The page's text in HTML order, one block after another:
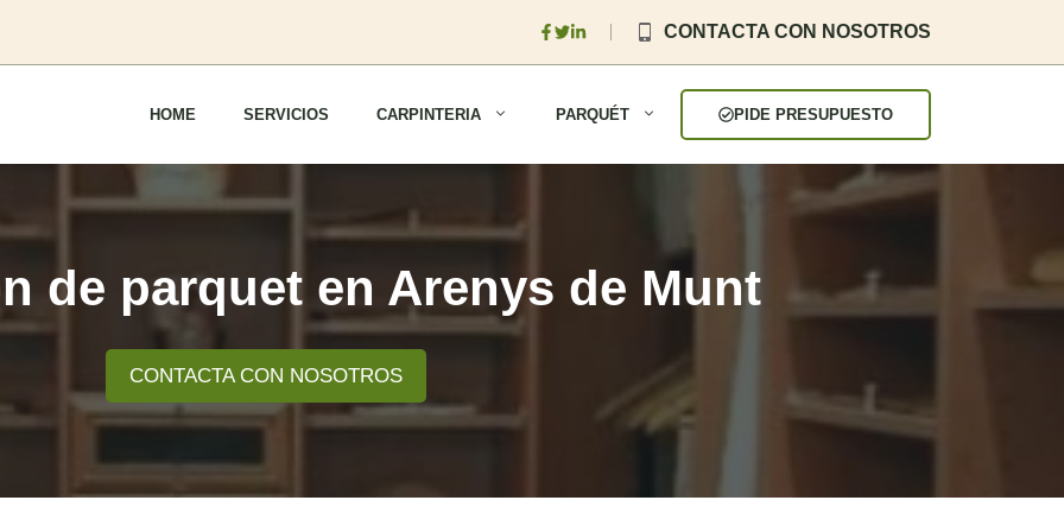
CONTACTA CON NOSOTROS
HOME SERVICIOS CARPINTERIA PARQUÉT PIDE PRESUPUESTO
de parquet en Arenys de Munt
CONTACTA CON NOSOTROS